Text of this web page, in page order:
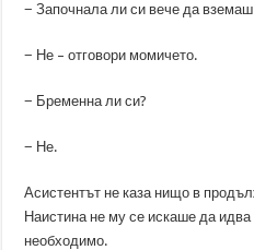
− Започнала ли си вече да вземаш
− Не – отговори момичето.
− Бременна ли си?
− Не.
Асистентът не каза нищо в
Наистина не му се искаше да идва
необходимо.